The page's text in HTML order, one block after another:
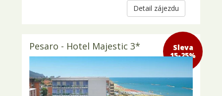
Detail zájezdu
Sleva 15-
25%
Pesaro - Hotel Majestic 3*